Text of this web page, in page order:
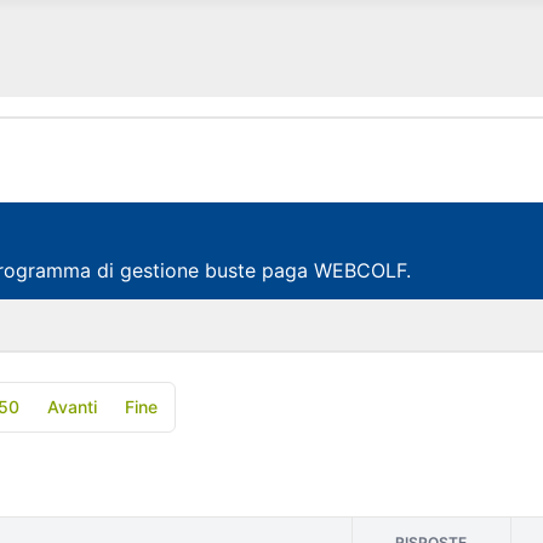
di gestione buste paga WEBCOLF.
Avanti Fine